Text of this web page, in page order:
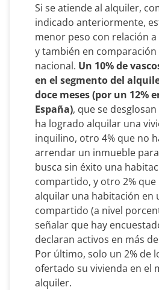
Si se atiende al alquiler,
indicado anteriormente,
menor peso con relación
y también en
nacional. Un 10% de
en el segmento del
doce meses (por un 12%
España), que se
ha logrado alquilar una
inquilino, otro 4% que no
arrendar un inmueble
busca sin éxito una
compartido, y otro 2% que
alquilar una habitación en
compartido (a nivel
señalar que hay
declaran activos en más
Por último, solo un 2% de
ofertado su vivienda en el
alquiler.